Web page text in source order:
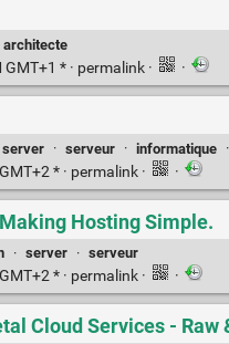
architecte
* · permalink · ·
server · serveur · informatique ·
* · permalink · ·
Hosting Simple.
· server · serveur
* · permalink · ·
Cloud Services - Raw